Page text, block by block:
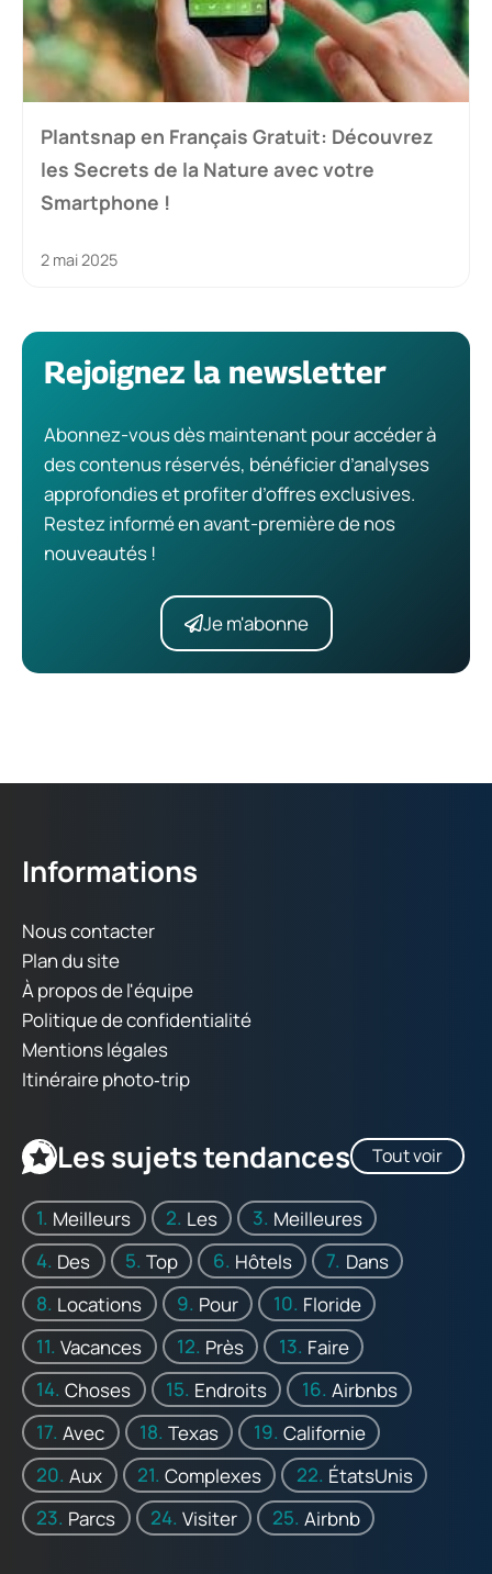
Plantsnap en Français Gratuit: Découvrez
les Secrets de la Nature avec votre
Smartphone !
2 mai 2025
Rejoignez la newsletter
Abonnez-vous dès maintenant pour accéder à
des contenus réservés, bénéficier d’analyses
approfondies et profiter d’offres exclusives.
Restez informé en avant-première de nos
nouveautés !
Je m'abonne
Informations
Nous contacter
Plan du site
À propos de l'équipe
Politique de confidentialité
Mentions légales
Itinéraire photo‑trip
Les sujets tendances Tout voir
Meilleurs Les
Meilleures
Des
Top Hôtels
Dans
Locations
Pour
Floride
Vacances
Près
Faire
Choses
Endroits
Airbnbs
Avec
Texas
Californie
Aux
Complexes
ÉtatsUnis
Parcs
Visiter Airbnb